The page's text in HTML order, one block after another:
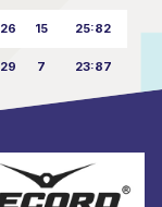
26 15 25:82
29 7 23:87